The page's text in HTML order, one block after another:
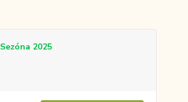
Sezóna 2025